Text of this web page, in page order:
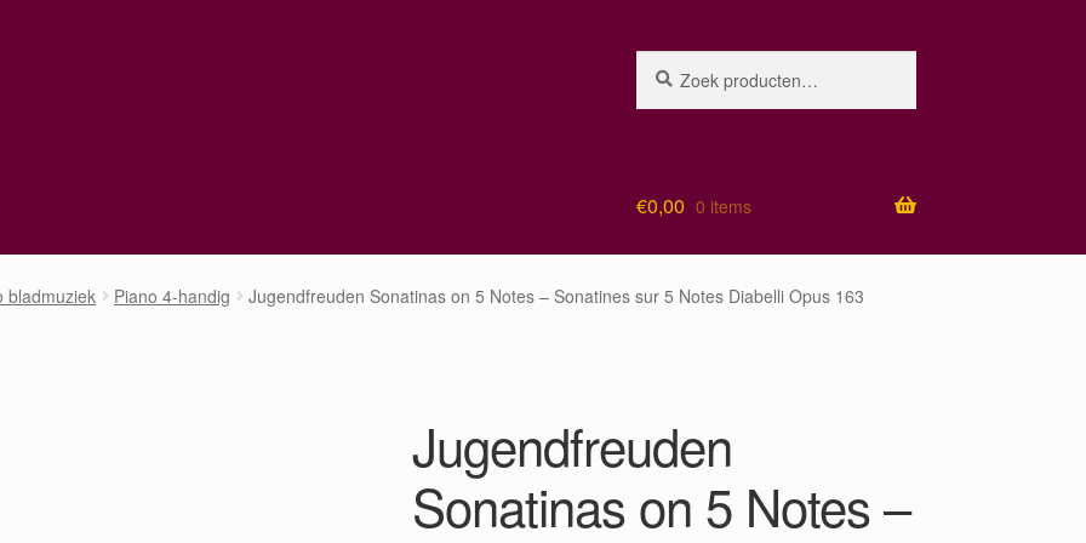
naar:
€0,00 0 items
bladmuziek Piano 4-handig Jugendfreuden Sonatinas on 5 Notes – Sonatines sur 5 Notes Diabelli Opus 163
Jugendfreuden
Sonatinas on 5 Notes –